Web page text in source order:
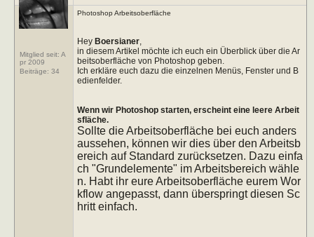
Mitglied seit: A
pr 2009
Beiträge: 34
Photoshop Arbeitsoberfläche
Hey Boersianer,
in diesem Artikel möchte ich euch ein Überblick über die Ar
beitsoberfläche von Photoshop geben.
Ich erkläre euch dazu die einzelnen Menüs, Fenster und B
edienfelder.
Wenn wir Photoshop starten, erscheint eine leere Arbeit
sfläche.
Sollte die Arbeitsoberfläche bei euch anders
aussehen, können wir dies über den Arbeitsb
ereich auf Standard zurücksetzen. Dazu einfa
ch "Grundelemente" im Arbeitsbereich wähle
n. Habt ihr eure Arbeitsoberfläche eurem Wor
kflow angepasst, dann überspringt diesen Sc
hritt einfach.